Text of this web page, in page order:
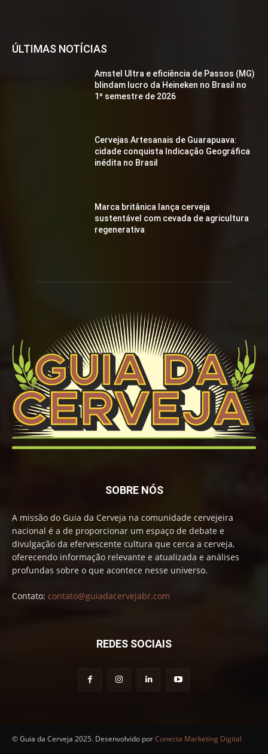
ÚLTIMAS NOTÍCIAS
Amstel Ultra e eficiência de Passos (MG)
blindam lucro da Heineken no Brasil no
1º semestre de 2026
Cervejas Artesanais de Guarapuava:
cidade conquista Indicação Geográfica
inédita no Brasil
Marca britânica lança cerveja
sustentável com cevada de agricultura
regenerativa
SOBRE NÓS
A missão do Guia da Cerveja na comunidade cervejeira
nacional é a de proporcionar um espaço de debate e
divulgação da efervescente cultura que cerca a cerveja,
oferecendo informação relevante e atualizada e análises
profundas sobre o que acontece nesse universo.
Contato: contato@guiadacervejabr.com
REDES SOCIAIS
© Guia da Cerveja 2025. Desenvolvido porConecta Marketing Digital